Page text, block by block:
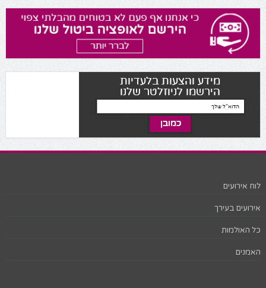
לוח אירועים
אירועים בעירך
כל האולמות
האמנים